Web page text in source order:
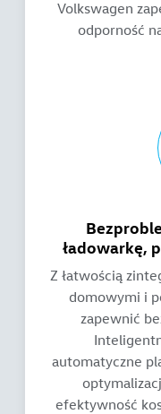
Volkswagen
odporność
ładowarkę,
Z łatwością
domowymi i
zapewnić
automatyczne
efektywność